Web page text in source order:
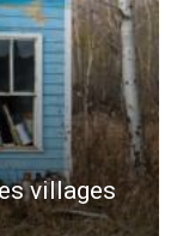
villages